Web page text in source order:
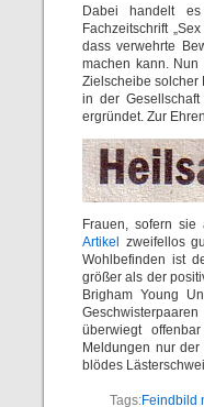
Dabei handelt
Fachzeitschrift
dass verwehrte
machen kann.
Zielscheibe solcher
in der
ergründet. Zur
Frauen, sofern sie
Artikel zweifellos
Wohlbefinden ist
größer als der
Brigham Young
überwiegt
Meldungen nur
blödes
Tags:Feindbild